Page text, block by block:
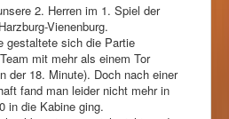
2. Herren im 1. Spiel der
Vienenburg.
gestaltete sich die Partie
mit mehr als einem Tor
der 18. Minute). Doch nach einer
fand man leider nicht mehr in
in die Kabine ging.